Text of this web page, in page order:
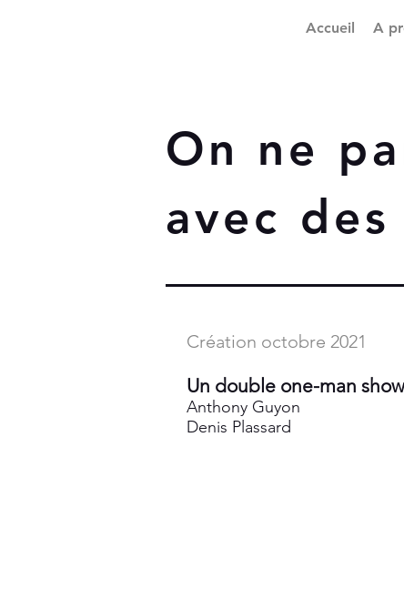
Accueil A
On ne
avec
Création octobre 2021
Un double one-man
Anthony Guyon
Denis Plassard